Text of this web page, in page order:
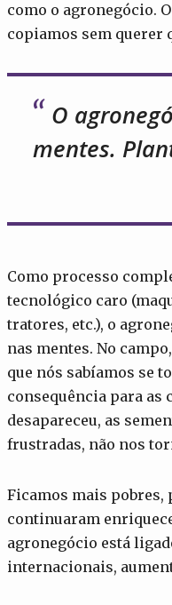
como o agronegócio.
copiamos sem querer
O
mentes.
Como processo
tecnológico caro
tratores, etc.), o
nas mentes. No
que nós sabíamos se
consequência para as
desapareceu, as
frustradas, não nos
Ficamos mais pobres,
continuaram
agronegócio está
internacionais,